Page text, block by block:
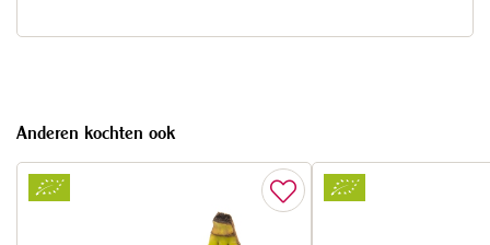
Anderen kochten ook